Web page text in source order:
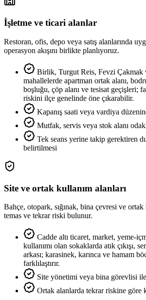
İşletme ve ticari alanlar
Restoran, ofis, depo veya satış alanlarında
operasyon akışını birlikte planlıyoruz.
Birlik, Turgut Reis, Fevzi Çakmak
mahallelerde apartman ortak alanı,
boşluğu, çöp alanı ve tesisat geçişleri;
riskini ilçe genelinde öne çıkarabilir.
Kapanış saati veya vardiya
Mutfak, servis veya stok alanı
Tek seans yerine takip gerektiren
belirtilmesi
Site ve ortak kullanım alanları
Bahçe, otopark, sığınak, bina çevresi ve
temas ve tekrar riski bulunur.
Cadde altı ticaret, market, yeme-
kullanımı olan sokaklarda atık çıkışı,
arkası; karasinek, karınca ve hamam
farklılaştırır.
Site yönetimi veya bina görevlisi ile
Ortak alanlarda tekrar riskine göre